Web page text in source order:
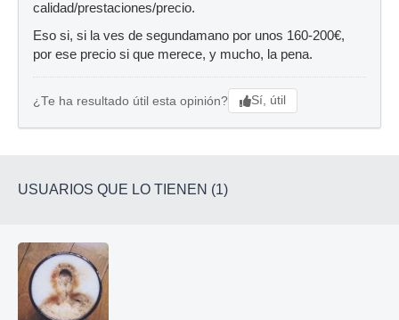
calidad/prestaciones/precio.
Eso si, si la ves de segundamano por unos 160-200€,
por ese precio si que merece, y mucho, la pena.
¿Te ha resultado útil esta opinión? Sí, útil
USUARIOS QUE LO TIENEN (1)